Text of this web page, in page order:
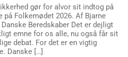
gør for alvor sit indtog på
på Folkemødet 2026. Af Bjarne
Beredskaber Det er dejligt
emne for os alle, nu også får sit
debat. For det er en vigtig
Danske […]